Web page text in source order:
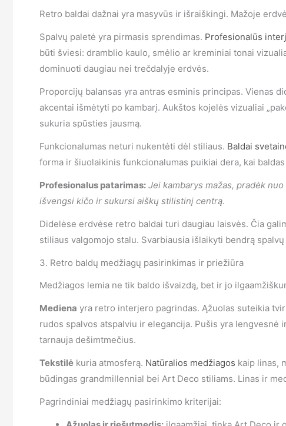
Retro baldai dažnai yra masyvūs ir išraiškingi. Mažoje
Spalvų paletė yra pirmasis sprendimas. Profesionalūs
būti šviesi: dramblio kaulo, smėlio ar kreminiai tonai
dominuoti daugiau nei trečdalyje erdvės.
Proporcijų balansas yra antras esminis principas. Vienas
akcentai išmėtyti po kambarį. Aukštos kojelės vizualiai
sukuria spūsties jausmą.
Funkcionalumas neturi nukentėti dėl stiliaus. Baldai
forma ir šiuolaikinis funkcionalumas puikiai dera, kai
Profesionalus patarimas: Jei kambarys mažas, pradėk
išvengsi kičo ir sukursi aiškų stilistinį centrą.
Didelėse erdvėse retro baldai turi daugiau laisvės. Čia
stiliaus valgomojo stalu. Svarbiausia išlaikyti bendrą
3. Retro baldų medžiagų pasirinkimas ir priežiūra
Medžiagos lemia ne tik baldo išvaizdą, bet ir jo
Mediena yra retro interjero pagrindas. Ąžuolas suteikia
rudos spalvos atspalviu ir elegancija. Pušis yra lengvesnė
tarnauja dešimtmečius.
Tekstilė kuria atmosferą. Natūralios medžiagos kaip linas,
būdingas grandmillennial bei Art Deco stiliams. Linas ir
Pagrindiniai medžiagų pasirinkimo kriterijai: